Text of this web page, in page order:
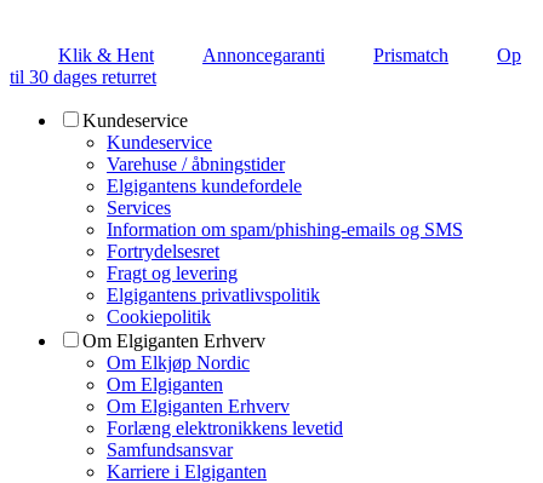
Klik & Hent Annoncegaranti Prismatch
Op
til 30 dages returret
Kundeservice
Kundeservice
Varehuse / åbningstider
Elgigantens kundefordele
Services
Information om spam/phishing-emails og SMS
Fortrydelsesret
Fragt og levering
Elgigantens privatlivspolitik
Cookiepolitik
Om Elgiganten Erhverv
Om Elkjøp Nordic
Om Elgiganten
Om Elgiganten Erhverv
Forlæng elektronikkens levetid
Samfundsansvar
Karriere i Elgiganten